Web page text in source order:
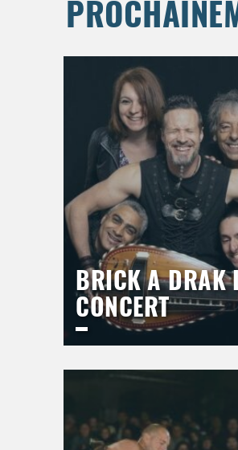
BRICK A DRAK
CONCERT
Jeudi17 septembre
>Hors saison